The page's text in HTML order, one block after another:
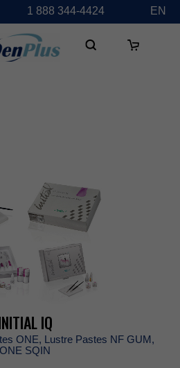
1888344-4424 EN
ONESQIN